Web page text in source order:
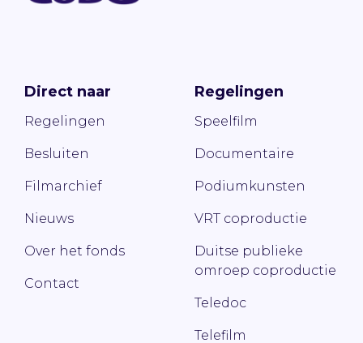
Direct naar
Regelingen
Besluiten
Filmarchief
Nieuws
Over het fonds
Contact
Regelingen
Speelfilm
Documentaire
Podiumkunsten
VRT coproductie
Duitse publieke
omroep coproductie
Teledoc
Telefilm